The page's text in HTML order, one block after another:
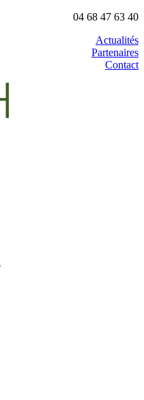
04 68 47 63 40
Actualités
Partenaires
Contact